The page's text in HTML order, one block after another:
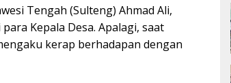
Tengah (Sulteng) Ahmad Ali,
Kepala Desa. Apalagi, saat
kerap berhadapan dengan